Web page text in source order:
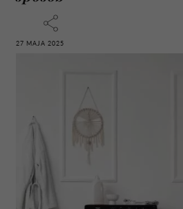
27 MAJA 2025